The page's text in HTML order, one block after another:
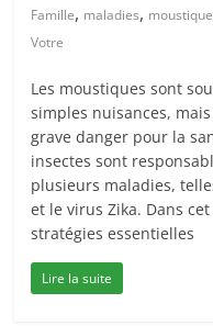
Famille, maladies,
Votre
Les moustiques sont
simples nuisances,
grave danger pour la
insectes sont
plusieurs maladies,
et le virus Zika. Dans
stratégies essentielles
Lire la suite